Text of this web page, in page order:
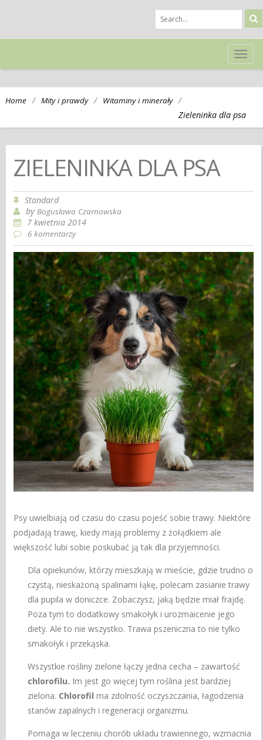
Home / Mity i prawdy / Witaminy i minerały /
Zieleninka dla psa
ZIELENINKA DLA PSA
Standard
byBoguslawa Czarnowska
7 kwietnia 2014
6 komentarzy
Psy uwielbiają od czasu do czasu pojeść sobie trawy. Niektóre
podjadają trawę, kiedy mają problemy z żołądkiem ale
większość lubi sobie poskubać ją tak dla przyjemności.
Dla opiekunów, którzy mieszkają w mieście, gdzie trudno o
czystą, nieskażoną spalinami łąkę, polecam zasianie trawy
dla pupila w doniczce. Zobaczysz, jaką będzie miał frajdę.
Poza tym to dodatkowy smakołyk i urozmaicenie jego
diety. Ale to nie wszystko. Trawa pszeniczna to nie tylko
smakołyk i przekąska.
Wszystkie rośliny zielone łączy jedna cecha – zawartość
chlorofilu. Im jest go więcej tym roślina jest bardziej
zielona. Chlorofil ma zdolność oczyszczania, łagodzenia
stanów zapalnych i regeneracji organizmu.
Pomaga w leczeniu chorób układu trawiennego, wzmacnia